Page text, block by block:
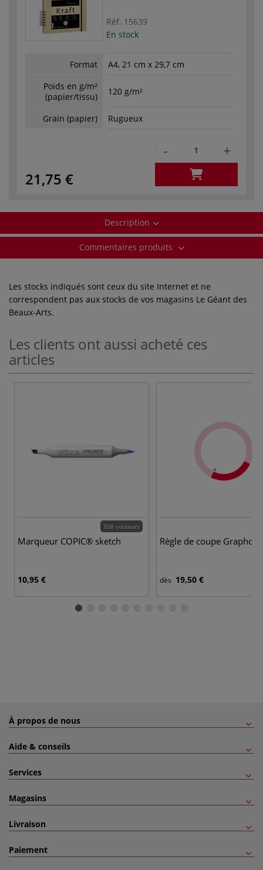
Réf. 15639
En stock
Format
A4, 21 cm x 29,7 cm
Poids en g/m²
(papier/tissu)
120 g/m²
Grain (papier) Rugueux
21,75 €
- +
Description
Commentaires produits
Les stocks indiqués sont ceux du site Internet et ne
correspondent pas aux stocks de vos magasins Le Géant des
Beaux-Arts.
Les clients ont aussi acheté ces
articles
358 couleurs
Marqueur COPIC® sketch
10,95 €
Règle de coupe
dès 19,50 €
À propos de nous
Aide & conseils
Services
Magasins
Livraison
Paiement